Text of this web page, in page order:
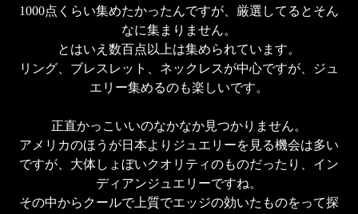
1000点くらい集めたかったんですが、厳選してるとそん
なに集まりません。
とはいえ数百点以上は集められています。
リング、ブレスレット、ネックレスが中心ですが、ジュ
エリー集めるのも楽しいです。
正直かっこいいのなかなか見つかりません。
アメリカのほうが日本よりジュエリーを見る機会は多い
ですが、大体しょぼいクオリティのものだったり、イン
ディアンジュエリーですね。
その中からクールで上質でエッジの効いたものをって探